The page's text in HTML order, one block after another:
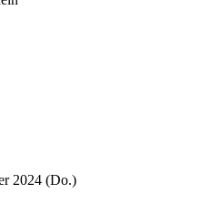
2024 (Do.)